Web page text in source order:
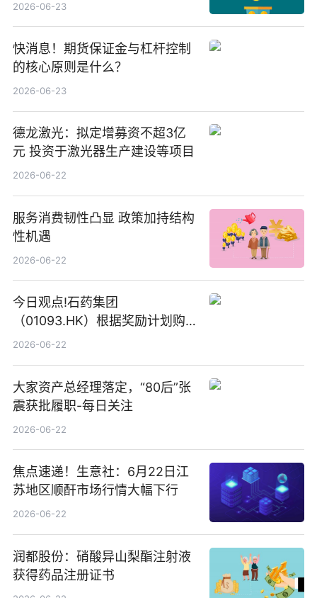
2026-06-23
快消息！期货保证金与杠杆控制
的核心原则是什么？
2026-06-23
德龙激光：拟定增募资不超3亿
元 投资于激光器生产建设等项目
2026-06-22
服务消费韧性凸显 政策加持结构
性机遇
2026-06-22
今日观点!石药集团
（01093.HK）根据奖励计划购
回580万股
2026-06-22
大家资产总经理落定，“80后”张
震获批履职-每日关注
2026-06-22
焦点速递！生意社：6月22日江
苏地区顺酐市场行情大幅下行
2026-06-22
润都股份：硝酸异山梨酯注射液
获得药品注册证书